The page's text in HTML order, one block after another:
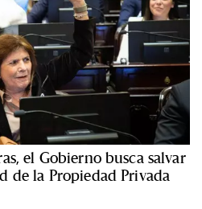
el Gobierno busca salvar
de la Propiedad Privada